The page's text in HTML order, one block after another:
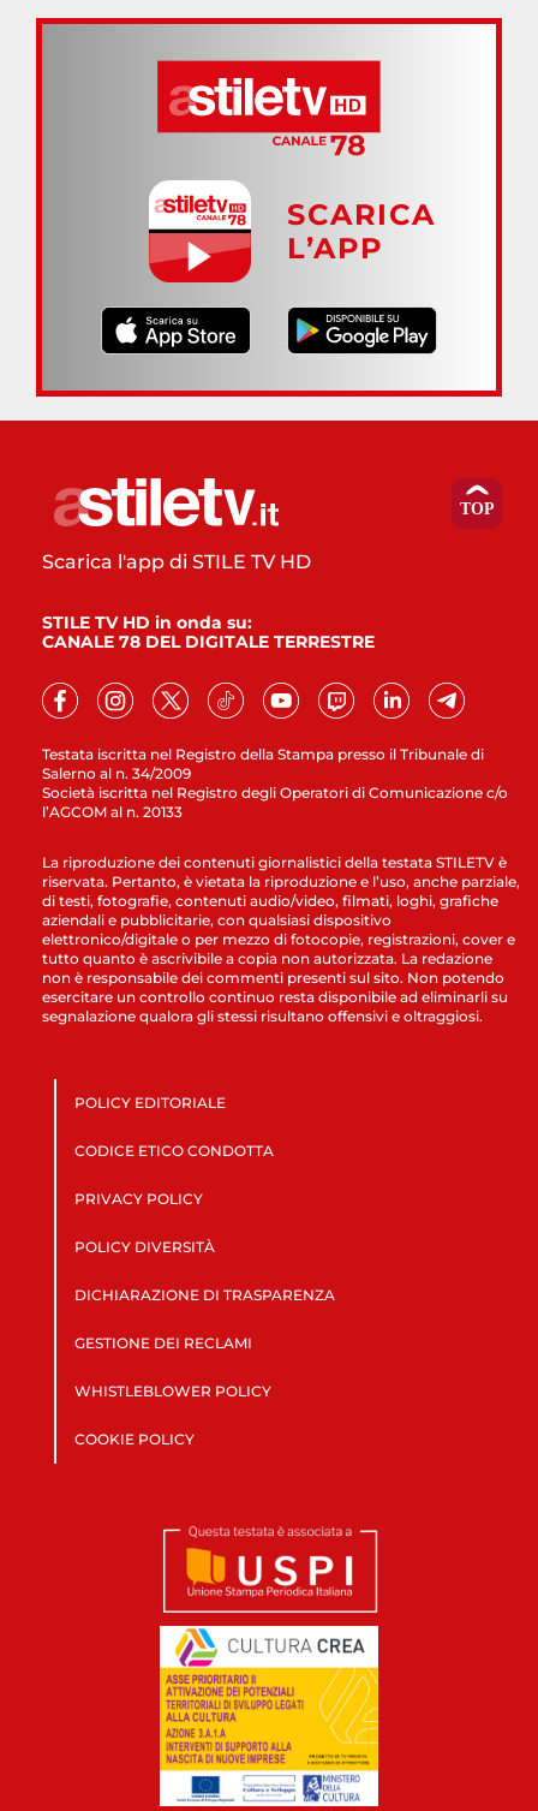
SCARICA
L’APP
Testata iscritta nel Registro della Stampa presso il Tribunale di
Salerno al n. 34/2009
Società iscritta nel Registro degli Operatori di Comunicazione c/o
l’AGCOM al n. 20133
Scarica l'app di STILE TV HD
STILE TV HD in onda su:
CANALE 78 DEL DIGITALE TERRESTRE
La riproduzione dei contenuti giornalistici della testata STILETV è
riservata. Pertanto, è vietata la riproduzione e l’uso, anche parziale,
di testi, fotografie, contenuti audio/video, filmati, loghi, grafiche
aziendali e pubblicitarie, con qualsiasi dispositivo
elettronico/digitale o per mezzo di fotocopie, registrazioni, cover e
tutto quanto è ascrivibile a copia non autorizzata. La redazione
non è responsabile dei commenti presenti sul sito. Non potendo
esercitare un controllo continuo resta disponibile ad eliminarli su
segnalazione qualora gli stessi risultano offensivi e oltraggiosi.
POLICY EDITORIALE
CODICE ETICO CONDOTTA
PRIVACY POLICY
POLICY DIVERSITÀ
DICHIARAZIONE DI TRASPARENZA
GESTIONE DEI RECLAMI
WHISTLEBLOWER POLICY
COOKIE POLICY